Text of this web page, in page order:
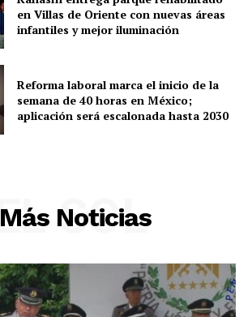
en Villas de Oriente con nuevas áreas
infantiles y mejor iluminación
Reforma laboral marca el inicio de la
semana de 40 horas en México;
aplicación será escalonada hasta 2030
Más Noticias
EL SOL